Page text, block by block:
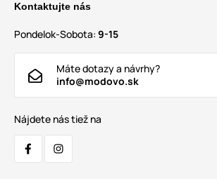
Kontaktujte nás
Pondelok-Sobota: 9-15
Máte dotazy a návrhy?
info@modovo.sk
Nájdete nás tiež na